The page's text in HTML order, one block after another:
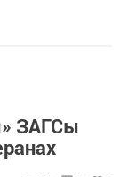
ЗАГСы